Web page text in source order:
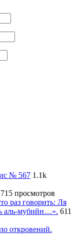
№ 567 1.1k
715 просмотров
раз говорить: Ля
аль-мубийн…». 611
откровений.